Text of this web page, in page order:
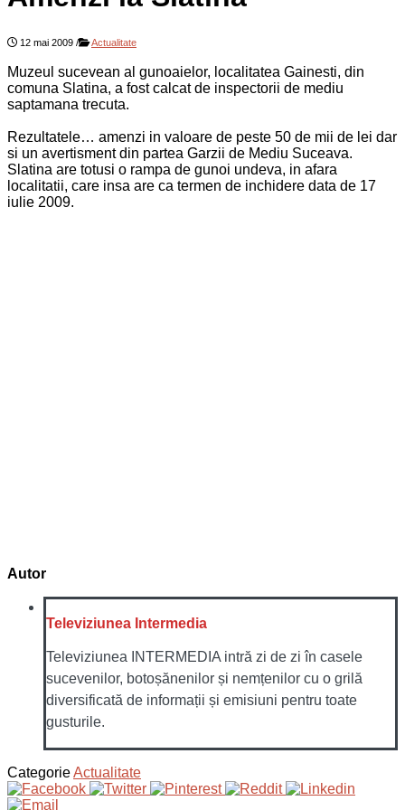
12 mai 2009 / Actualitate
Muzeul sucevean al gunoaielor, localitatea Gainesti, din
comuna Slatina, a fost calcat de inspectorii de mediu
saptamana trecuta.
Rezultatele… amenzi in valoare de peste 50 de mii de lei dar
si un avertisment din partea Garzii de Mediu Suceava.
Slatina are totusi o rampa de gunoi undeva, in afara
localitatii, care insa are ca termen de inchidere data de 17
iulie 2009.
Autor
Televiziunea Intermedia
Televiziunea INTERMEDIA intră zi de zi în casele
sucevenilor, botoșănenilor și nemțenilor cu o grilă
diversificată de informații și emisiuni pentru toate
gusturile.
CategorieActualitate